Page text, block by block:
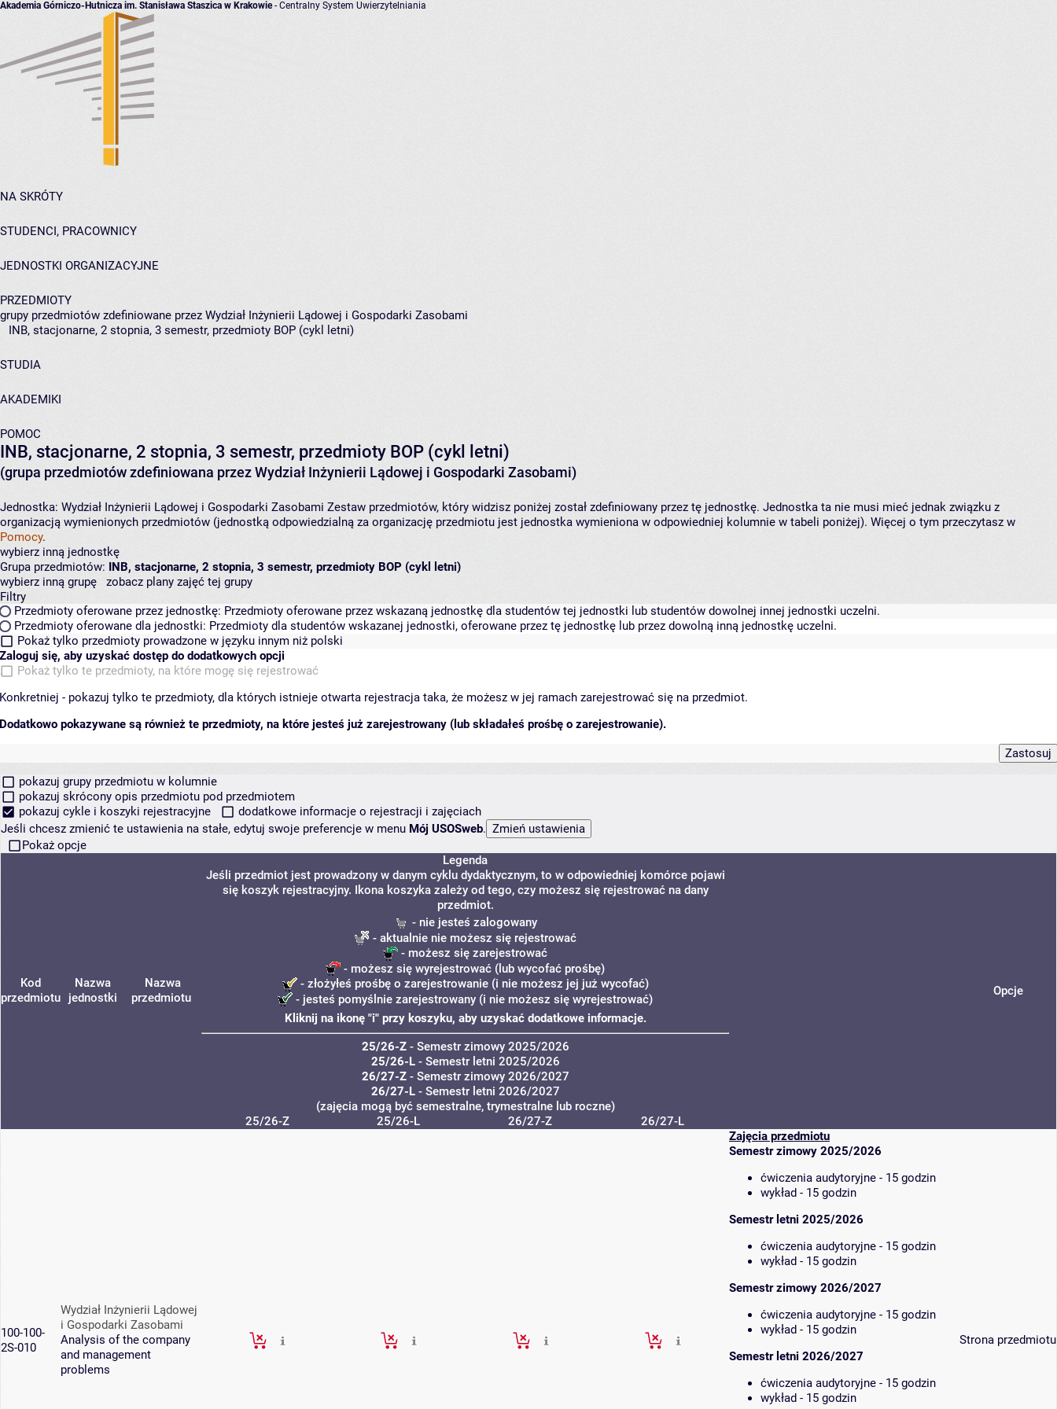
Akademia Górniczo-Hutnicza im. Stanisława Staszica w Krakowie- Centralny System Uwierzytelniania
NA SKRÓTY
STUDENCI, PRACOWNICY
JEDNOSTKI ORGANIZACYJNE
PRZEDMIOTY
grupy przedmiotów zdefiniowane przez Wydział Inżynierii Lądowej i Gospodarki Zasobami
INB, stacjonarne, 2 stopnia, 3 semestr, przedmioty BOP (cykl letni)
STUDIA
AKADEMIKI
POMOC
INB, stacjonarne, 2 stopnia, 3 semestr, przedmioty BOP (cykl letni)
(grupa przedmiotów zdefiniowana przez Wydział Inżynierii Lądowej i Gospodarki Zasobami)
Jednostka: Wydział Inżynierii Lądowej i Gospodarki Zasobami Zestaw przedmiotów, który widzisz poniżej został zdefiniowany przez tę jednostkę. Jednostka ta nie musi mieć jednak związku z
organizacją wymienionych przedmiotów (jednostką odpowiedzialną za organizację przedmiotu jest jednostka wymieniona w odpowiedniej kolumnie w tabeli poniżej). Więcej o tym przeczytasz w
Pomocy.
wybierz inną jednostkę
Grupa przedmiotów: INB, stacjonarne, 2 stopnia, 3 semestr, przedmioty BOP (cykl letni)
wybierz inną grupę
zobacz plany zajęć tej grupy
Filtry
Przedmioty oferowane przez jednostkę: Przedmioty oferowane przez wskazaną jednostkę dla studentów tej jednostki lub studentów dowolnej innej jednostki uczelni.
Przedmioty oferowane dla jednostki: Przedmioty dla studentów wskazanej jednostki, oferowane przez tę jednostkę lub przez dowolną inną jednostkę uczelni.
Pokaż tylko przedmioty prowadzone w języku innym niż polski
Zaloguj się, aby uzyskać dostęp do dodatkowych opcji
Pokaż tylko te przedmioty, na które mogę się rejestrować
Konkretniej - pokazuj tylko te przedmioty, dla których istnieje otwarta rejestracja taka, że możesz w jej ramach zarejestrować się na przedmiot.
Dodatkowo pokazywane są również te przedmioty, na które jesteś już zarejestrowany (lub składałeś prośbę o zarejestrowanie).
pokazuj grupy przedmiotu w kolumnie
pokazuj skrócony opis przedmiotu pod przedmiotem
pokazuj cykle i koszyki rejestracyjne
dodatkowe informacje o rejestracji i zajęciach
Jeśli chcesz zmienić te ustawienia na stałe, edytuj swoje preferencje w menu Mój USOSweb.
Pokaż opcje
Kod
przedmiotu
Nazwa
jednostki
Nazwa
przedmiotu
Legenda
Jeśli przedmiot jest prowadzony w danym cyklu dydaktycznym, to w odpowiedniej komórce pojawi
się koszyk rejestracyjny. Ikona koszyka zależy od tego, czy możesz się rejestrować na dany
przedmiot.
- nie jesteś zalogowany
- aktualnie nie możesz się rejestrować
- możesz się zarejestrować
- możesz się wyrejestrować (lub wycofać prośbę)
- złożyłeś prośbę o zarejestrowanie (i nie możesz jej już wycofać)
- jesteś pomyślnie zarejestrowany (i nie możesz się wyrejestrować)
Kliknij na ikonę "i" przy koszyku, aby uzyskać dodatkowe informacje.
25/26-Z- Semestr zimowy 2025/2026
25/26-L- Semestr letni 2025/2026
26/27-Z- Semestr zimowy 2026/2027
26/27-L- Semestr letni 2026/2027
(zajęcia mogą być semestralne, trymestralne lub roczne)
Opcje
25/26-Z 25/26-L 26/27-Z 26/27-L
100-100-
2S-010
Wydział Inżynierii Lądowej
i Gospodarki Zasobami
Analysis of the company
and management
problems
Zajęcia przedmiotu
Semestr zimowy 2025/2026
ćwiczenia audytoryjne - 15 godzin
wykład - 15 godzin
Semestr letni 2025/2026
ćwiczenia audytoryjne - 15 godzin
wykład - 15 godzin
Semestr zimowy 2026/2027
ćwiczenia audytoryjne - 15 godzin
wykład - 15 godzin
Semestr letni 2026/2027
ćwiczenia audytoryjne - 15 godzin
wykład - 15 godzin
Strona przedmiotu